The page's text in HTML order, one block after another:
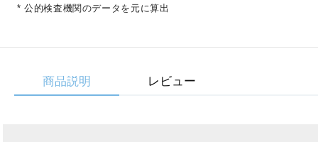
* 公的検査機関のデータを元に算出
商品説明 レビュー